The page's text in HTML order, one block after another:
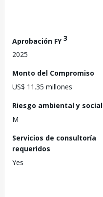
Aprobación FY3
2025
Monto del Compromiso
US$ 11.35 millones
Riesgo ambiental y social
M
Servicios de consultoría
requeridos
Yes